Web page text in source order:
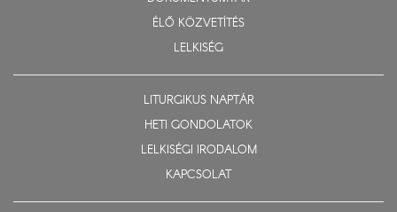
ÉLŐ KÖZVETÍTÉS
LELKISÉG
LITURGIKUS NAPTÁR
HETI GONDOLATOK
LELKISÉGI IRODALOM
KAPCSOLAT